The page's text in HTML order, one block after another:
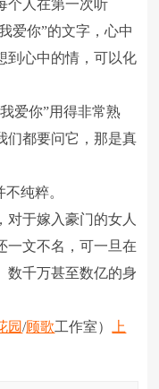
人在第一次听
爱你”的文字，心中
到心中的情，可以化
爱你”用得非常熟
们都要问它，那是真
纯粹。
于嫁入豪门的女人
一文不名，可一旦在
数千万甚至数亿的身
园/顾歌工作室）
上